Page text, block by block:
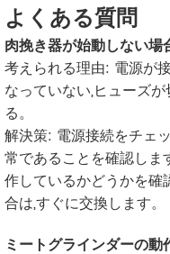
よくある質問
肉挽き器が始動しない
考えられる理由: 電源が
なっていない,ヒューズ
る。
解決策: 電源接続をチェ
常であることを確認し
作しているかどうかを
合は,すぐに交換します。
ミートグラインダーの